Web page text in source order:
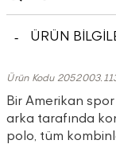
ÜRÜN
Ürün Kodu
Bir Amerikan
arka tarafında
polo, tüm